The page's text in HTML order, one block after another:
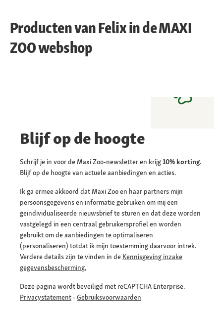
Producten van Felix in de MAXI
ZOO webshop
Blijf op de hoogte
Schrijf je in voor de Maxi Zoo-newsletter en krijg10% korting.
Blijf op de hoogte van actuele aanbiedingen en acties.
Ik ga ermee akkoord dat Maxi Zoo en haar partners mijn
persoonsgegevens en informatie gebruiken om mij een
geïndividualiseerde nieuwsbrief te sturen en dat deze worden
vastgelegd in een centraal gebruikersprofiel en worden
gebruikt om de aanbiedingen te optimaliseren
(personaliseren) totdat ik mijn toestemming daarvoor intrek.
Verdere details zijn te vinden in de Kennisgeving inzake
gegevensbescherming.
Deze pagina wordt beveiligd met reCAPTCHA Enterprise.
Privacystatement - Gebruiksvoorwaarden